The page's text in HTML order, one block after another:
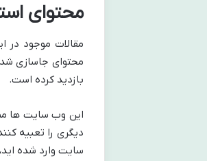
محتوای
مقالات موجود در
محتوای جاسازی
بازدید کرده است.
این وب سایت ها
دیگری را تعبیه
سایت وارد شده